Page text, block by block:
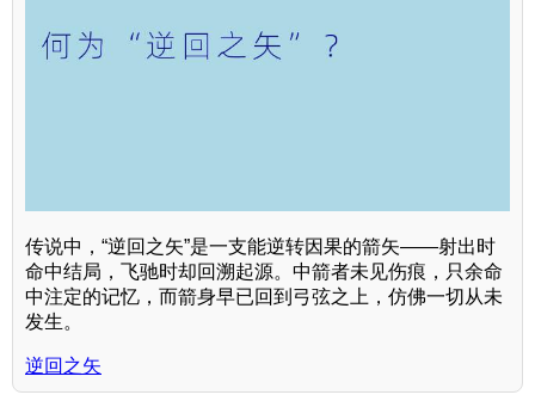
传说中，“逆回之矢”是一支能逆转因果的箭矢——射出时
命中结局，飞驰时却回溯起源。中箭者未见伤痕，只余命
中注定的记忆，而箭身早已回到弓弦之上，仿佛一切从未
发生。
逆回之矢